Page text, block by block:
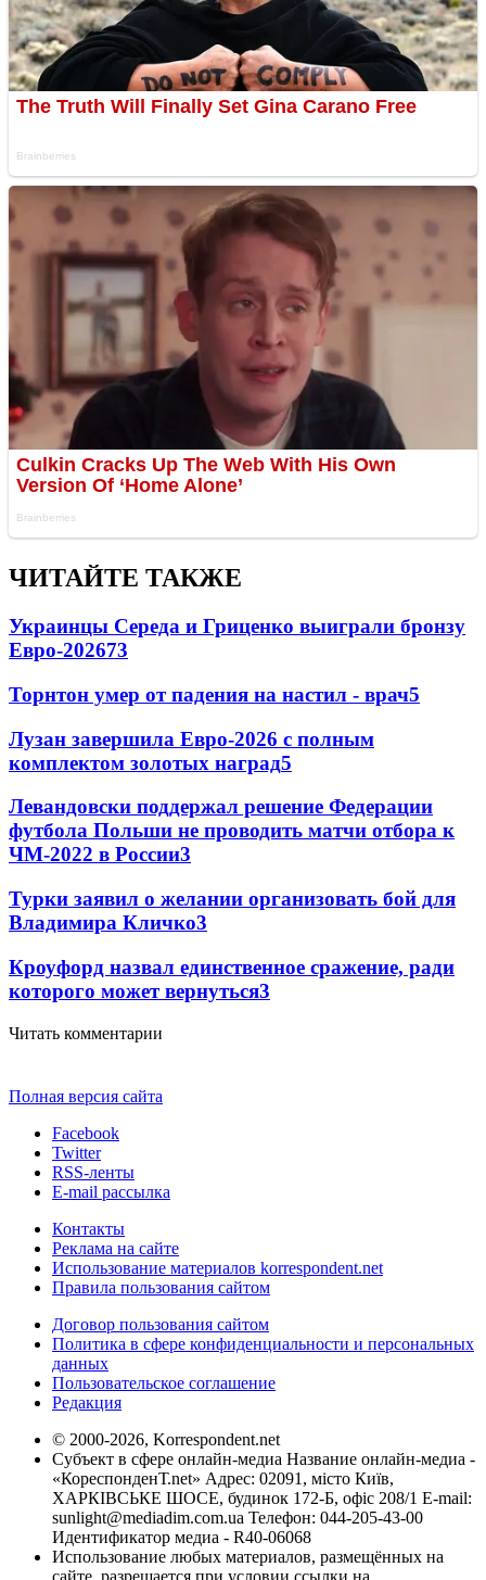
ЧИТАЙТЕ ТАКЖЕ
Украинцы Середа и Гриценко выиграли бронзу
Евро-202673
Торнтон умер от падения на настил - врач5
Лузан завершила Евро-2026 с полным
комплектом золотых наград5
Левандовски поддержал решение Федерации
футбола Польши не проводить матчи отбора к
ЧМ-2022 в России3
Турки заявил о желании организовать бой для
Владимира Кличко3
Кроуфорд назвал единственное сражение, ради
которого может вернуться3
Читать комментарии
Полная версия сайта
Facebook
Twitter
RSS-ленты
E-mail рассылка
Контакты
Реклама на сайте
Использование материалов korrespondent.net
Правила пользования сайтом
Договор пользования сайтом
Политика в сфере конфиденциальности и персональных
данных
Пользовательское соглашение
Редакция
© 2000-2026, Korrespondent.net
Субъект в сфере онлайн-медиа Название онлайн-медиа -
«КореспонденТ.net» Адрес: 02091, місто Київ,
ХАРКІВСЬКЕ ШОСЕ, будинок 172-Б, офіс 208/1 E-mail:
sunlight@mediadim.com.ua Телефон: 044-205-43-00
Идентификатор медиа - R40-06068
Использование любых материалов, размещённых на
сайте, разрешается при условии ссылки на